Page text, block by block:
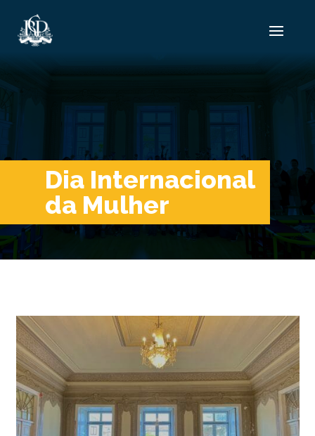
Dia Internacional
da Mulher